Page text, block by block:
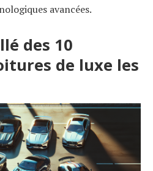
avancées.
des 10
de luxe les